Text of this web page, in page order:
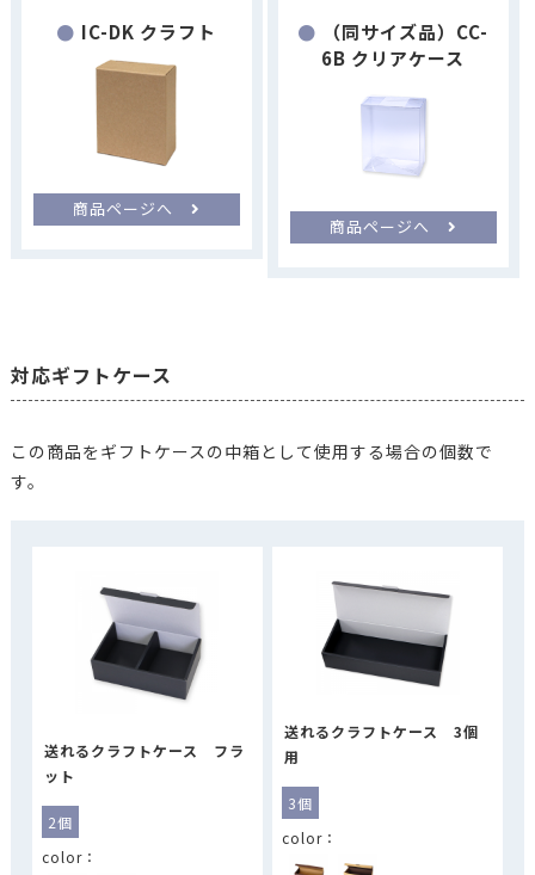
IC-DK クラフト
商品ページへ
（同サイズ品）CC-
6B クリアケース
商品ページへ
対応ギフトケース
この商品をギフトケースの中箱として使用する場合の個数で
す。
送れるクラフトケース フラ
ット
2個
送れるクラフトケース 3個
用
3個